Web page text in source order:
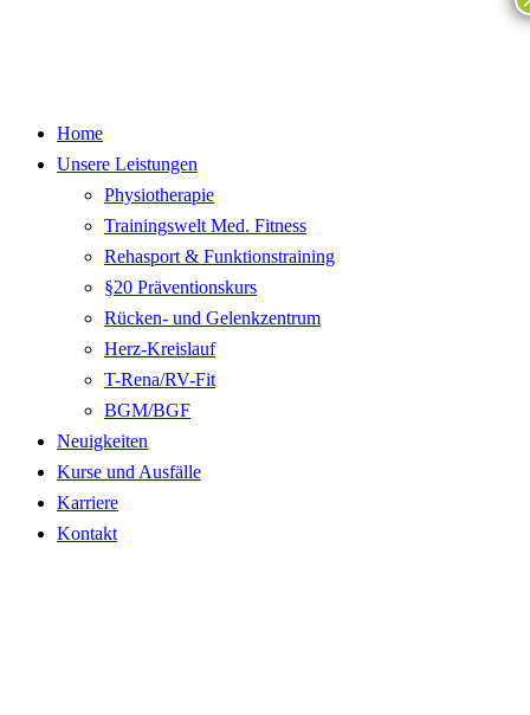
Home
Unsere Leistungen
Physiotherapie
Trainingswelt Med. Fitness
Rehasport & Funktionstraining
§20 Präventionskurs
Rücken- und Gelenkzentrum
Herz-Kreislauf
T-Rena/RV-Fit
BGM/BGF
Neuigkeiten
Kurse und Ausfälle
Karriere
Kontakt